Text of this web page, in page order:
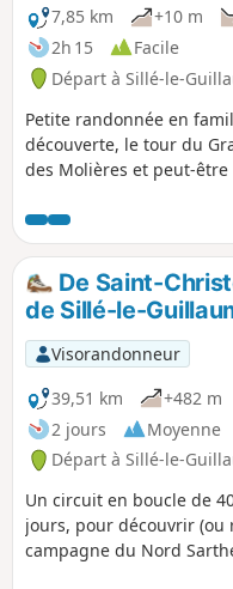
7,85 km
+10 m
2h 15
Facile
Départ à Sillé-le-
Petite randonnée en
découverte, le tour du
des Molières et peut-
De Saint-
de Sillé-le-
Visorandonneur
39,51 km
+482 m
2 jours
Moyenne
Départ à Sillé-le-
Un circuit en boucle de
jours, pour découvrir (ou
campagne du Nord